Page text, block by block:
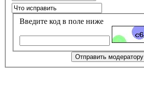
Введите код в поле ниже
Отправить модератору